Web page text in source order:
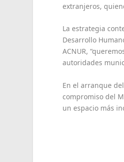
extranjeros,
La estrategia
Desarrollo
ACNUR,
autoridades
En el arranque
compromiso del
un espacio más